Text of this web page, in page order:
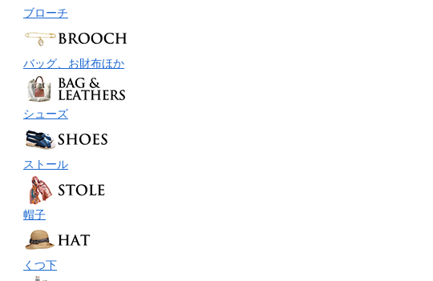
ブローチ
バッグ、お財布ほか
シューズ
ストール
帽子
くつ下